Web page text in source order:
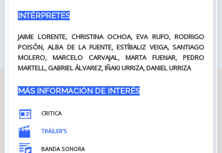
INTÉRPRETES
JAIME LORENTE, CHRISTINA OCHOA, EVA RUFO, RODRIGO
POISÓN, ALBA DE LA FUENTE, ESTÍBALIZ VEIGA, SANTIAGO
MOLERO, MARCELO CARVAJAL, MARTA FUENAR, PEDRO
MARTELL, GABRIEL ÁLVAREZ, IÑAKI URRIZA, DANIEL URRIZA
MÁS INFORMACIÓN DE INTERÉS
CRITICA
TRÁILER'S
BANDA SONORA